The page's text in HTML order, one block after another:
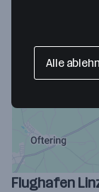
Flughafen
Alle